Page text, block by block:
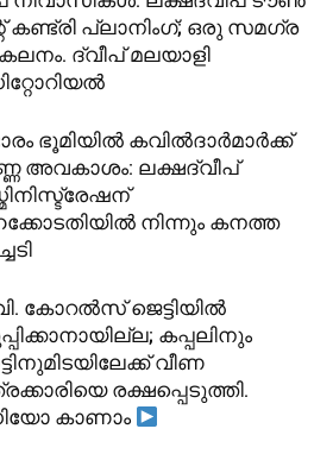
കണ്ട്രി പ്ലാനിംഗ്; ഒരു സമഗ്ര
ദ്വീപ് മലയാളി
ഭൂമിയിൽ കവിൽദാർമാർക്ക്
അവകാശം: ലക്ഷദ്വീപ്
നിന്നും കനത്ത
കോറൽസ് ജെട്ടിയിൽ
കപ്പലിനും
വീണ
രക്ഷപ്പെടുത്തി.
കാണാം